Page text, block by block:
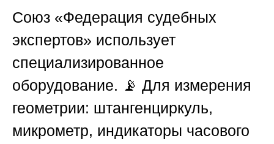
Союз «Федерация судебных
экспертов» использует
специализированное
оборудование. 📡 Для измерения
геометрии: штангенциркуль,
микрометр, индикаторы часового